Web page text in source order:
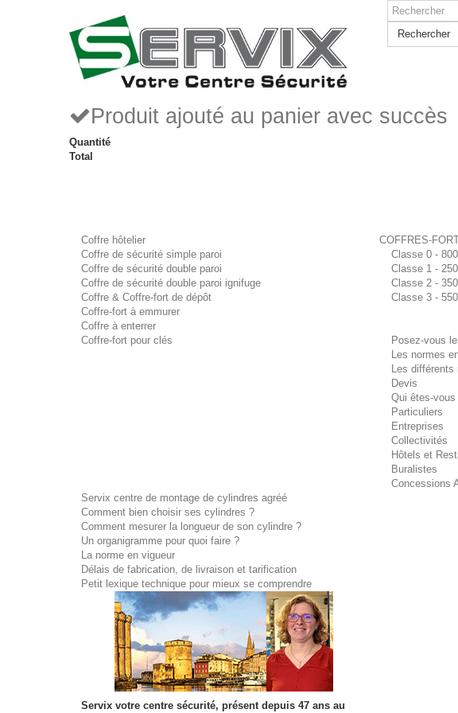
Rechercher
Produit ajouté au panier avec succès
Quantité
Total
COFFRES-
Coffre hôtelier
Coffre de sécurité simple paroi
Coffre de sécurité double paroi
Coffre de sécurité double paroi ignifuge
Coffre & Coffre-fort de dépôt
Coffre-fort à emmurer
Coffre à enterrer
Coffre-fort pour clés
Classe 0 -
Classe 1 -
Classe 2 -
Classe 3 -
Posez-vous
Les normes
Les différents
Devis
Qui êtes-vous
Particuliers
Entreprises
Collectivités
Hôtels et
Buralistes
Concessions
Servix centre de montage de cylindres agréé
Comment bien choisir ses cylindres ?
Comment mesurer la longueur de son cylindre ?
Un organigramme pour quoi faire ?
La norme en vigueur
Délais de fabrication, de livraison et tarification
Petit lexique technique pour mieux se comprendre
Servix votre centre sécurité, présent depuis 47 ans au